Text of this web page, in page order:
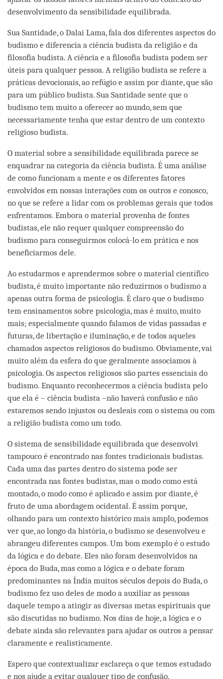
desenvolvimento da sensibilidade equilibrada.
Sua Santidade, o Dalai Lama, fala dos diferentes aspectos do
budismo e diferencia a ciência budista da religião e da
filosofia budista. A ciência e a filosofia budista podem ser
úteis para qualquer pessoa. A religião budista se refere a
práticas devocionais, ao refúgio e assim por diante, que são
para um público budista. Sua Santidade sente que o
budismo tem muito a oferecer ao mundo, sem que
necessariamente tenha que estar dentro de um contexto
religioso budista.
O material sobre a sensibilidade equilibrada parece se
enquadrar na categoria da ciência budista. É uma análise
de como funcionam a mente e os diferentes fatores
envolvidos em nossas interações com os outros e conosco,
no que se refere a lidar com os problemas gerais que todos
enfrentamos. Embora o material provenha de fontes
budistas, ele não requer qualquer compreensão do
budismo para conseguirmos colocá-lo em prática e nos
beneficiarmos dele.
Ao estudarmos e aprendermos sobre o material científico
budista, é muito importante não reduzirmos o budismo a
apenas outra forma de psicologia. É claro que o budismo
tem ensinamentos sobre psicologia, mas é muito, muito
mais; especialmente quando falamos de vidas passadas e
futuras, de libertação e iluminação, e de todos aqueles
chamados aspectos religiosos do budismo. Obviamente, vai
muito além da esfera do que geralmente associamos à
psicologia. Os aspectos religiosos são partes essenciais do
budismo. Enquanto reconhecermos a ciência budista pelo
que ela é – ciência budista –não haverá confusão e não
estaremos sendo injustos ou desleais com o sistema ou com
a religião budista como um todo.
O sistema de sensibilidade equilibrada que desenvolvi
tampouco é encontrado nas fontes tradicionais budistas.
Cada uma das partes dentro do sistema pode ser
encontrada nas fontes budistas, mas o modo como está
montado, o modo como é aplicado e assim por diante, é
fruto de uma abordagem ocidental. É assim porque,
olhando para um contexto histórico mais amplo, podemos
ver que, ao longo da história, o budismo se desenvolveu e
abrangeu diferentes campos. Um bom exemplo é o estudo
da lógica e do debate. Eles não foram desenvolvidos na
época do Buda, mas como a lógica e o debate foram
predominantes na Índia muitos séculos depois do Buda, o
budismo fez uso deles de modo a auxiliar as pessoas
daquele tempo a atingir as diversas metas espirituais que
são discutidas no budismo. Nos dias de hoje, a lógica e o
debate ainda são relevantes para ajudar os outros a pensar
claramente e realisticamente.
Espero que contextualizar esclareça o que temos estudado
e nos ajude a evitar qualquer tipo de confusão.